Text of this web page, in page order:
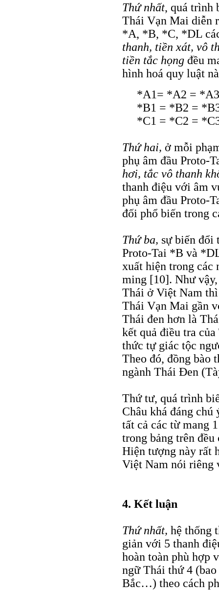
Thứ nhất, quá trình
Thái Vạn Mai diễn
*A, *B, *C, *DL
thanh, tiền xát, vô
tiền tắc họng đều
hình hoá quy luật
*A1= *A2 = *A3
*B1 = *B2 =
*C1 = *C2 =
Thứ hai, ở mỗi
phụ âm đầu Proto-
hơi, tắc vô thanh
thanh điệu với âm
phụ âm đầu Proto-
đối phổ biến trong
Thứ ba, sự biến đổi
Proto-Tai *B và
xuất hiện trong các
ming [10]. Như
Thái ở Việt Nam
Thái Vạn Mai gần
Thái đen hơn là
kết quả điều tra
thức tự giác tộc
Theo đó, đồng bào
ngành Thái Đen
Thứ tư, quá trình
Châu khá đáng
tất cả các từ mang
trong bảng trên
Hiện tượng này rất
Việt Nam nói riêng
4. Kết luận
Thứ nhất, hệ thống
giản với 5 thanh
hoàn toàn phù hợp
ngữ Thái thứ 4
Bắc…) theo cách